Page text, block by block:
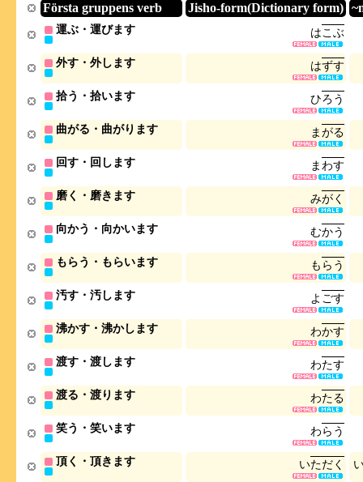
Första gruppens verb Jisho-form(Dictionary form)
運ぶ・運びます はこ ぶ
外す・外します はずす
拾う・拾います ひろ う
曲がる・曲がります まがる
回す・回します ま わす
磨く・磨きます みがく
向かう・向かいます むかう
もらう・もらいます も ら う
汚す・汚します よ ごす
沸かす・沸かします わかす
渡す・渡します わたす
渡る・渡ります わたる
笑う・笑います わら う
頂く・頂きます いただく